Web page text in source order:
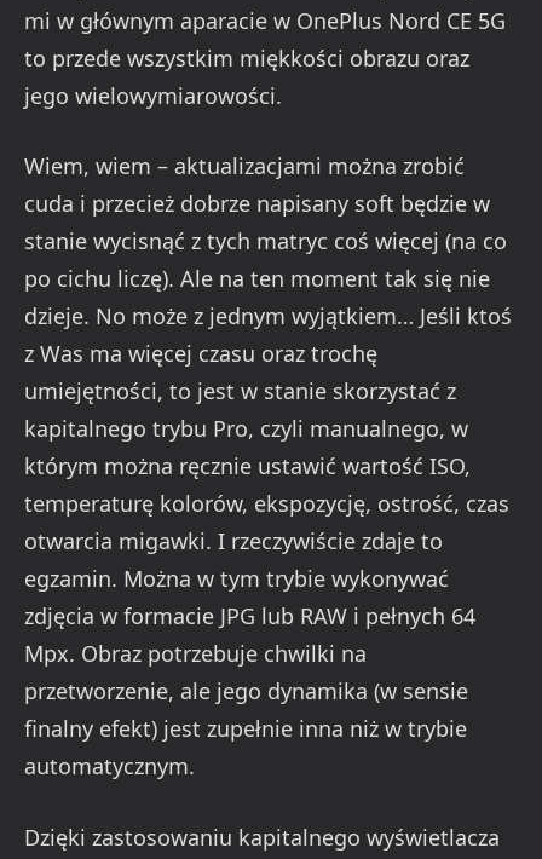
mi w głównym aparacie w OnePlus Nord CE 5G
to przede wszystkim miękkości obrazu oraz
jego wielowymiarowości.
Wiem, wiem – aktualizacjami można zrobić
cuda i przecież dobrze napisany soft będzie w
stanie wycisnąć z tych matryc coś więcej (na co
po cichu liczę). Ale na ten moment tak się nie
dzieje. No może z jednym wyjątkiem… Jeśli ktoś
z Was ma więcej czasu oraz trochę
umiejętności, to jest w stanie skorzystać z
kapitalnego trybu Pro, czyli manualnego, w
którym można ręcznie ustawić wartość ISO,
temperaturę kolorów, ekspozycję, ostrość, czas
otwarcia migawki. I rzeczywiście zdaje to
egzamin. Można w tym trybie wykonywać
zdjęcia w formacie JPG lub RAW i pełnych 64
Mpx. Obraz potrzebuje chwilki na
przetworzenie, ale jego dynamika (w sensie
finalny efekt) jest zupełnie inna niż w trybie
automatycznym.
Dzięki zastosowaniu kapitalnego wyświetlacza